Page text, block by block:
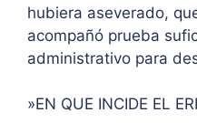
hubiera aseverado,
acompañó prueba
administrativo para
»EN QUE INCIDE EL